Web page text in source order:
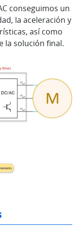
conseguimos un
la aceleración y
así como
la solución final.